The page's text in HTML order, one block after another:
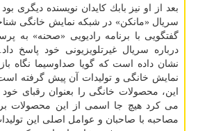
بعد از او نیز بابك كایدان نویسنده دیگری
سریال «مانكن» در شبكه نمایش خانگی
گفتگویی با برنامه رادیویی «صحنه»
درباره سریال غیرتلویزیونی خود پاسخ
نشان داده است كه گویا صداوسیما نگاه
نمایش خانگی و تولیدات آن پیش گرفته
این، محصولات خانگی را بعنوان رقبای
می كرد هیچ جا اسمی از این محصولات
مصاحبه با صاحبان و عوامل اصلی این